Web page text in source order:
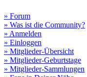
» Forum
» Was ist die Community?
» Anmelden
» Einloggen
» Mitglieder-Übersicht
» Mitglieder-Geburtstage
» Mitglieder-Sammlungen